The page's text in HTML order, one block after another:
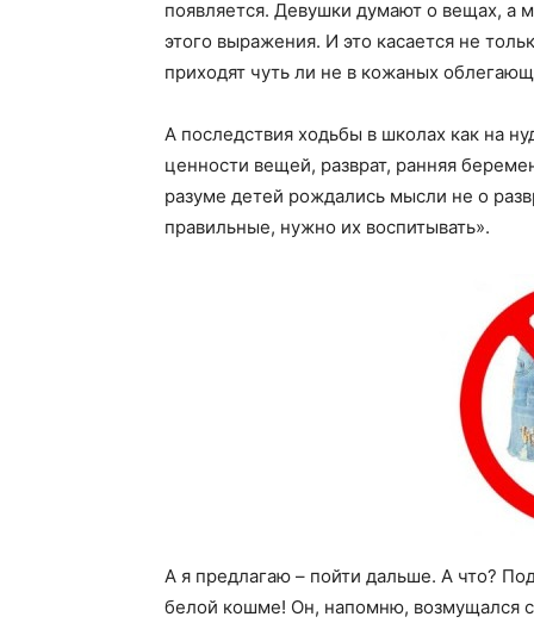
появляется. Девушки думают о вещах, а
этого выражения. И это касается не
приходят чуть ли не в кожаных
А последствия ходьбы в школах как на
ценности вещей, разврат, ранняя
разуме детей рождались мысли не о
правильные, нужно их воспитывать».
А я предлагаю – пойти дальше. А что?
белой кошме! Он, напомню, возмущался